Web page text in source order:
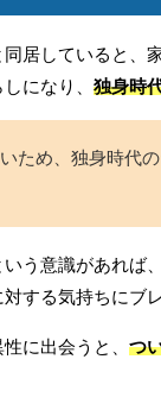
居していると、
しになり、独身時
ため、独身時代
う意識があれば
する気持ちにブ
に出会うと、つ